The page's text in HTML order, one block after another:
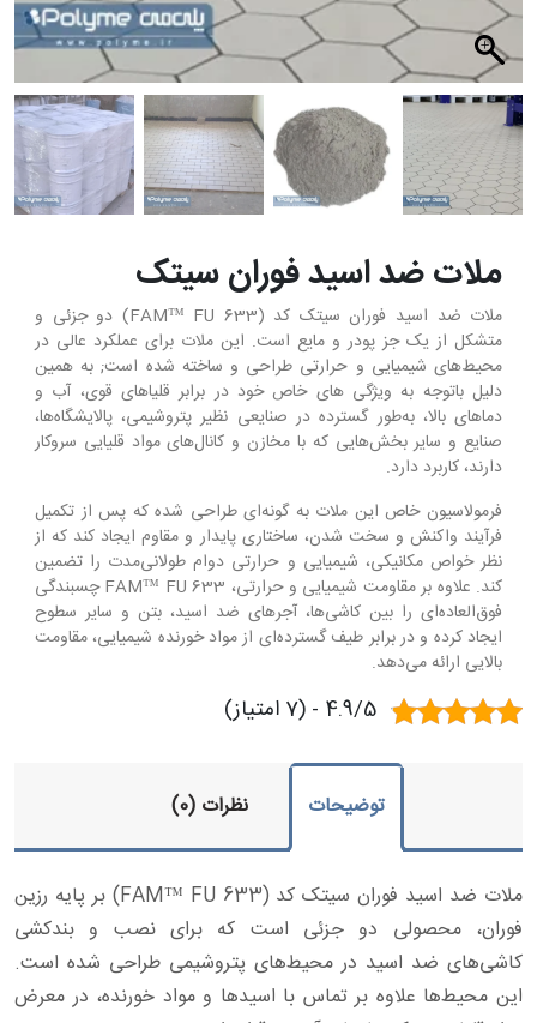
ملات ضد اسید فوران سیتک
ملات ضد اسید فوران سیتک کد (FAM™ FU 633) دو جزئی و
متشکل از یک جز پودر و مایع است. این ملات برای عملکرد عالی در
محیط‌های شیمیایی و حرارتی طراحی و ساخته شده است; به همین
دلیل باتوجه به ویژگی های خاص خود در برابر قلیاهای قوی، آب و
دماهای بالا، به‌طور گسترده در صنایعی نظیر پتروشیمی، پالایشگاه‌ها،
صنایع و سایر بخش‌هایی که با مخازن و کانال‌های مواد قلیایی سروکار
دارند، کاربرد دارد.
فرمولاسیون خاص این ملات به گونه‌ای طراحی شده که پس از تکمیل
فرآیند واکنش و سخت شدن، ساختاری پایدار و مقاوم ایجاد کند که از
نظر خواص مکانیکی، شیمیایی و حرارتی دوام طولانی‌مدت را تضمین
کند. علاوه بر مقاومت شیمیایی و حرارتی، FAM™ FU 633 چسبندگی
فوق‌العاده‌ای را بین کاشی‌ها، آجرهای ضد اسید، بتن و سایر سطوح
ایجاد کرده و در برابر طیف گسترده‌ای از مواد خورنده شیمیایی، مقاومت
بالایی ارائه می‌دهد.
4.9/5 - (7 امتیاز)
توضیحات نظرات (0)
ملات ضد اسید فوران سیتک کد (FAM™ FU 633) بر پایه رزین
فوران، محصولی دو جزئی است که برای نصب و بندکشی
کاشی‌های ضد اسید در محیط‌های پتروشیمی طراحی شده است.
این محیط‌ها علاوه بر تماس با اسیدها و مواد خورنده، در معرض